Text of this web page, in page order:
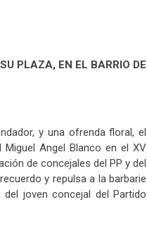
PLAZA, EN EL BARRIO DE
y una ofrenda floral, el
Angel Blanco en el XV
de concejales del PP y del
y repulsa a la barbarie
joven concejal del Partido